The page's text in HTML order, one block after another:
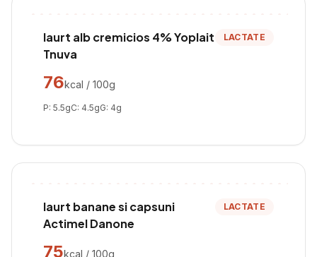
Iaurt alb cremicios 4% Yoplait
Tnuva
LACTATE
76kcal / 100g
P: 5.5gC: 4.5gG: 4g
Iaurt banane si capsuni
Actimel Danone
LACTATE
75kcal / 100g